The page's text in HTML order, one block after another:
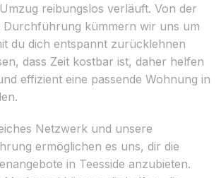
reibungslos verläuft. Von der
Durchführung kümmern wir uns um
du dich entspannt zurücklehnen
dass Zeit kostbar ist, daher helfen
effizient eine passende Wohnung in
Netzwerk und unsere
ermöglichen es uns, dir die
in Teesside anzubieten.